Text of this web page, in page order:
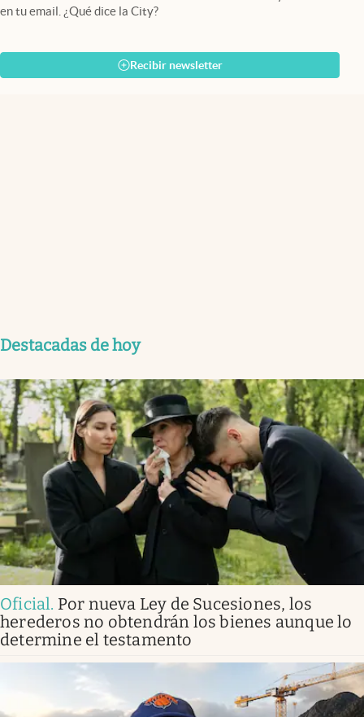
en tu email. ¿Qué dice la City?
Recibir newsletter
Destacadas de hoy
Oficial. Por nueva Ley de Sucesiones, los
herederos no obtendrán los bienes aunque lo
determine el testamento